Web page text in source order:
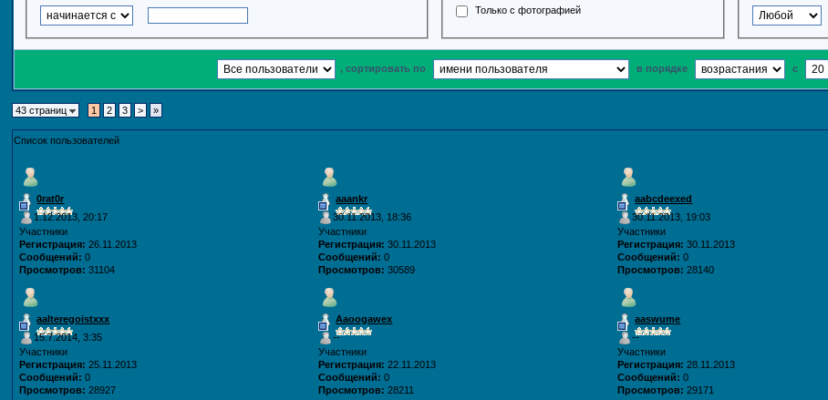
Только с фотографией
, сортировать по в порядке с
43 страниц 1 2 3 > »
Список пользователей
0rat0r
1.12.2013, 20:17
Участники
Регистрация: 26.11.2013
Сообщений: 0
Просмотров: 31104
aaankr
30.11.2013, 18:36
Участники
Регистрация: 30.11.2013
Сообщений: 0
Просмотров: 30589
aabcdeexed
30.11.2013, 19:03
Участники
Регистрация: 30.11.2013
Сообщений: 0
Просмотров: 28140
aalteregoistxxx
15.7.2014, 3:35
Участники
Регистрация: 25.11.2013
Сообщений: 0
Просмотров: 28927
Aaoogawex
--
Участники
Регистрация: 22.11.2013
Сообщений: 0
Просмотров: 28211
aaswume
--
Участники
Регистрация: 28.11.2013
Сообщений: 0
Просмотров: 29171